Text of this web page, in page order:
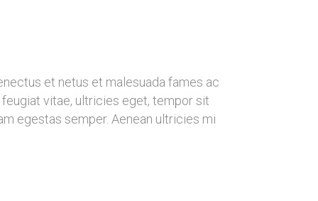
et netus et malesuada fames ac
vitae, ultricies eget, tempor sit
egestas semper. Aenean ultricies mi